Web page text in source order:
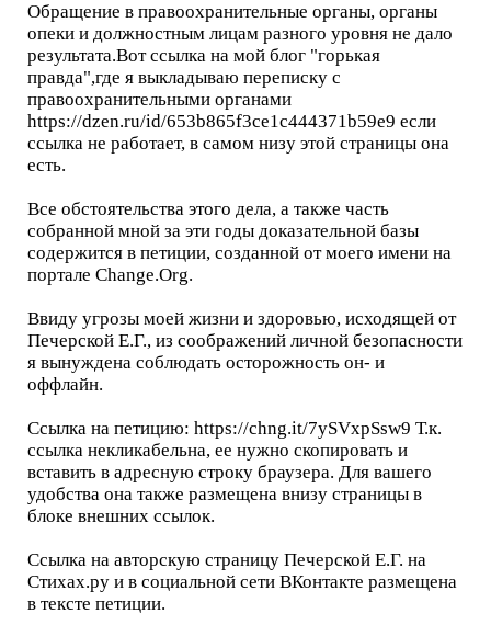
Обращение в правоохранительные органы, органы
опеки и должностным лицам разного уровня не дало
результата.Вот ссылка на мой блог "горькая
правда",где я выкладываю переписку с
правоохранительными органами
https://dzen.ru/id/653b865f3ce1c444371b59e9 если
ссылка не работает, в самом низу этой страницы она
есть.
Все обстоятельства этого дела, а также часть
собранной мной за эти годы доказательной базы
содержится в петиции, созданной от моего имени на
портале Change.Org.
Ввиду угрозы моей жизни и здоровью, исходящей от
Печерской Е.Г., из соображений личной безопасности
я вынуждена соблюдать осторожность он- и
оффлайн.
Ссылка на петицию: https://chng.it/7ySVxpSsw9 Т.к.
ссылка некликабельна, ее нужно скопировать и
вставить в адресную строку браузера. Для вашего
удобства она также размещена внизу страницы в
блоке внешних ссылок.
Ссылка на авторскую страницу Печерской Е.Г. на
Стихах.ру и в социальной сети ВКонтакте размещена
в тексте петиции.